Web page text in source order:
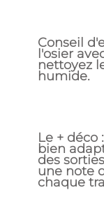
Conseil
l'osier
nettoyez
humide.
Le + déco
bien
des
une note
chaque